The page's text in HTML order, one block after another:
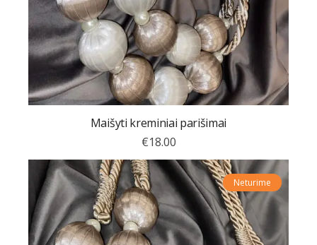
Maišyti kreminiai parišimai
€18.00
Neturime